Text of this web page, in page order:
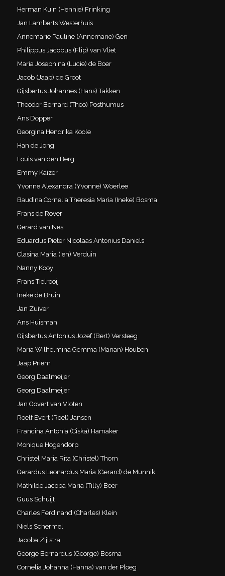
Herman Kuin (Hennie) Frinking
Jan Lamberts Westerhuis
Annemarie Pauline (Annemarie) Gen
Philippus Jacobus (Flip) van Vliet
Maria Josephina (Lucie) de Boer
Jacob (Jaap) de Groot
Gijsbertus Johannes (Hans) Takken
Theodor Bernard (Theo) Posthumus
Ans Dopper
Georgina Hendrika Koole
Han de Jong
Louis van den Berg
Emmy Kaizer
Yvonne Alexandra (Yvonne) Woerlee
Baudina Cornelia Theresia Maria (Ineke) Bosma
Frans de Rover
Gerard van Nes
Eduardus Pieter Nicolaas Antonius Daniels
Clasina Maria (Ien) Verduin
Nanny Kooy
Frans Tielrooij
Ineke de Bruin
Jan Zuiver
Ans Huisman
Gijsbertus Antonius Jozef (Bert) Versteeg
Maria Wilhelmina Gemma (Manan) Houben
Jaap Priem
Georg Daalmeijer
Georg Daalmeijer
Jan Govert van Vloten
Roelf Evert (Roel) Jansen
Francina Antonia (Ciska) Hamaker
Monique Hogendorp
Christel Maria Rita (Christel) Thorn
Gerardus Leonardus Maria (Gerard) de Munnik
Mathilde Jacoba Maria (Tilly) Boer
Guus Schuijt
Charles Ferdinand (Charles) Klein
Niels Schermel
Jacoba Zijlstra
George Bernardus (George) Bosma
Cornelia Johanna (Hanna) van der Ploeg